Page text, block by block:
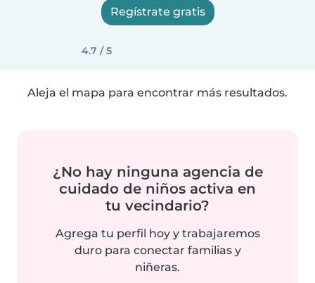
Regístrate gratis
4.7 / 5
Aleja el mapa para encontrar más resultados.
¿No hay ninguna agencia de
cuidado de niños activa en
tu vecindario?
Agrega tu perfil hoy y trabajaremos
duro para conectar familias y
niñeras.